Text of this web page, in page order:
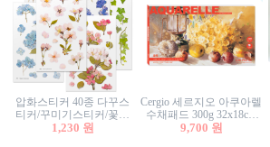
압화스티커 40종 다꾸스
티커/꾸미기스티커/꽃스
티커/압화꽃책갈피/팬시
1,230 원
Cergio 세르지오 아쿠아렐
수채패드 300g 32x18cm
12매 1면제본
9,700 원